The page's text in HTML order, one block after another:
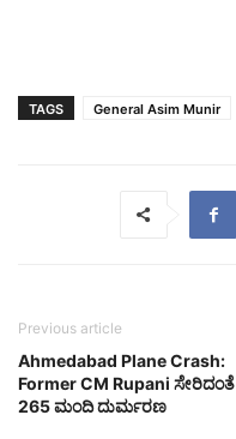
TAGS General Asim Munir
Previous article
Ahmedabad Plane Crash:
Former CM Rupani ಸೇರಿದಂತೆ
265 ಮಂದಿ ದುರ್ಮರಣ